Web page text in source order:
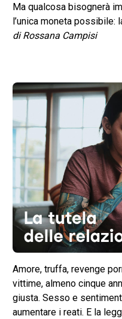
Ma qualcosa bisognerà
l’unica moneta possibile:
di Rossana Campisi
Amore, truffa, revenge
vittime, almeno cinque
giusta. Sesso e
aumentare i reati. E la